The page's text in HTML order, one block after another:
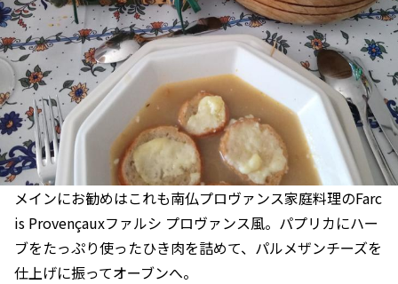
メインにお勧めはこれも南仏プロヴァンス家庭料理のFarc
is Provençauxファルシ プロヴァンス風。パプリカにハー
ブをたっぷり使ったひき肉を詰めて、パルメザンチーズを
仕上げに振ってオーブンへ。